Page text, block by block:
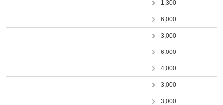
1,300
6,000
3,000
6,000
4,000
3,000
3,000